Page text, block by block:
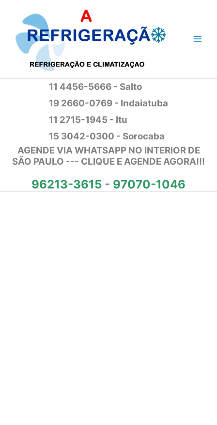
conteúdo
11 4456-5666 - Salto
19 2660-0769 - Indaiatuba
11 2715-1945 - Itu
15 3042-0300 - Sorocaba
AGENDE VIA WHATSAPP NO INTERIOR DE
SÃO PAULO --- CLIQUE E AGENDE AGORA!!!
96213-3615 - 97070-1046